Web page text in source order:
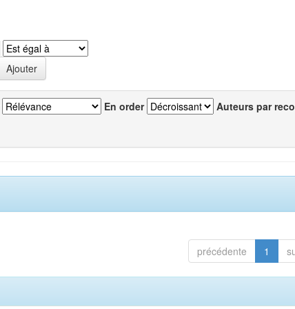
En order Auteurs par
précédente 1